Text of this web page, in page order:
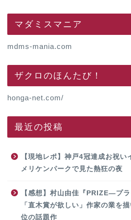
マダミスマニア
mdms-mania.com
ザクロのほんたび！
honga-net.com/
最近の投稿
【現地レポ】神戸4冠達成お祝い
メリケンパークで見た熱狂の夜
【感想】村山由佳『PRIZE―プ
「直木賞が欲しい」作家の業を
位の話題作